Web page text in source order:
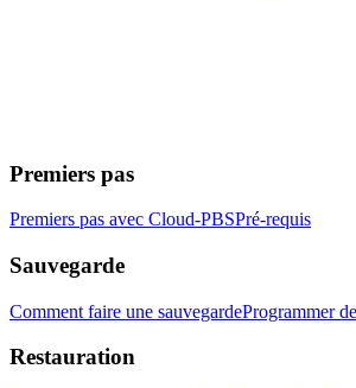
Premiers pas
Premiers pas avec Cloud-PBSPré-requis
Sauvegarde
Comment faire une sauvegardeProgrammer
Restauration